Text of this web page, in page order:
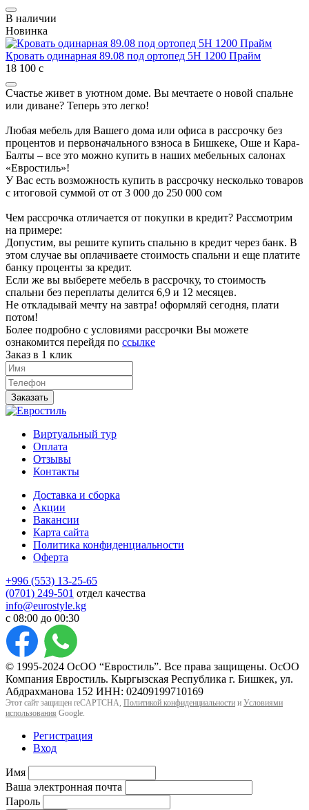
В наличии
Новинка
Кровать одинарная 89.08 под ортопед 5Н 1200 Прайм
18 100 с
Счастье живет в уютном доме. Вы мечтаете о новой спальне
или диване? Теперь это легко!
Любая мебель для Вашего дома или офиса в рассрочку без
процентов и первоначального взноса в Бишкеке, Оше и Кара-
Балты – все это можно купить в наших мебельных салонах
«Евростиль»!
У Вас есть возможность купить в рассрочку несколько товаров
с итоговой суммой от от 3 000 до 250 000 сом
Чем рассрочка отличается от покупки в кредит? Рассмотрим
на примере:
Допустим, вы решите купить спальню в кредит через банк. В
этом случае вы оплачиваете стоимость спальни и еще платите
банку проценты за кредит.
Если же вы выберете мебель в рассрочку, то стоимость
спальни без переплаты делится 6,9 и 12 месяцев.
Не откладывай мечту на завтра! оформляй сегодня, плати
потом!
Более подробно с условиями рассрочки Вы можете
ознакомится перейдя по ссылке
Заказ в 1 клик
Заказать
Виртуальный тур
Оплата
Отзывы
Контакты
Доставка и сборка
Акции
Вакансии
Карта сайта
Политика конфиденциальности
Оферта
+996 (553) 13-25-65
(0701) 249-501 отдел качества
info@eurostyle.kg
с 08:00 до 00:30
© 1995-2024 ОсОО “Евростиль”. Все права защищены. ОсОО
Компания Евростиль. Кыргызская Республика г. Бишкек, ул.
Абдрахманова 152 ИНН: 02409199710169
Этот сайт защищен reCAPTCHA, Политикой конфиденциальности и Условиями
использования Google.
Регистрация
Вход
Имя
Ваша электронная почта
Пароль